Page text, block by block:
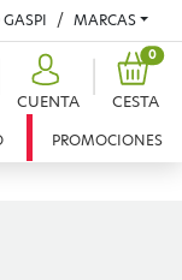
GASPI MARCAS
CUENTA CESTA
0
PROMOCIONES